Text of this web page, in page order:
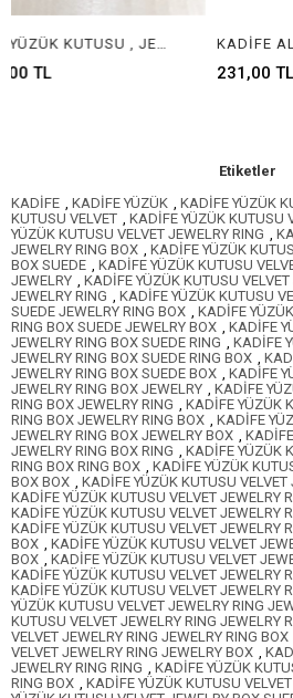
GÜL YÜZÜK KUTUSU , JEWELRY ROSE RING BOX
Etiketler
KADİFE , KADİFE YÜZÜK , KADİFE YÜZÜK
KUTUSU VELVET , KADİFE YÜZÜK KUTUSU
YÜZÜK KUTUSU VELVET JEWELRY RING ,
JEWELRY RING BOX , KADİFE YÜZÜK
BOX SUEDE , KADİFE YÜZÜK KUTUSU
JEWELRY , KADİFE YÜZÜK KUTUSU
JEWELRY RING , KADİFE YÜZÜK KUTUSU
SUEDE JEWELRY RING BOX , KADİFE
RING BOX SUEDE JEWELRY BOX , KADİFE
JEWELRY RING BOX SUEDE RING , KADİFE
JEWELRY RING BOX SUEDE RING BOX ,
JEWELRY RING BOX SUEDE BOX , KADİFE
JEWELRY RING BOX JEWELRY , KADİFE
RING BOX JEWELRY RING , KADİFE YÜZÜK
RING BOX JEWELRY RING BOX , KADİFE
JEWELRY RING BOX JEWELRY BOX ,
JEWELRY RING BOX RING , KADİFE YÜZÜK
RING BOX RING BOX , KADİFE YÜZÜK
BOX BOX , KADİFE YÜZÜK KUTUSU VELVET
KADİFE YÜZÜK KUTUSU VELVET JEWELRY
KADİFE YÜZÜK KUTUSU VELVET JEWELRY
KADİFE YÜZÜK KUTUSU VELVET JEWELRY
BOX , KADİFE YÜZÜK KUTUSU VELVET
BOX , KADİFE YÜZÜK KUTUSU VELVET
KADİFE YÜZÜK KUTUSU VELVET JEWELRY
KADİFE YÜZÜK KUTUSU VELVET JEWELRY
YÜZÜK KUTUSU VELVET JEWELRY RING
KUTUSU VELVET JEWELRY RING JEWELRY
VELVET JEWELRY RING JEWELRY RING BOX
VELVET JEWELRY RING JEWELRY BOX ,
JEWELRY RING RING , KADİFE YÜZÜK
RING BOX , KADİFE YÜZÜK KUTUSU